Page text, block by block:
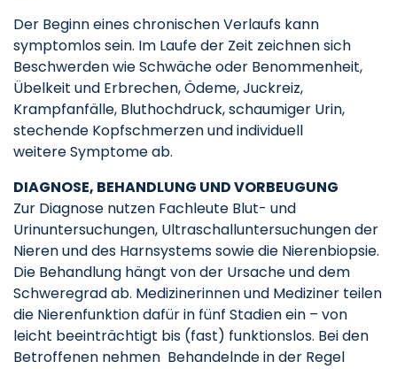
Der Beginn eines chronischen Verlaufs kann
symptomlos sein. Im Laufe der Zeit zeichnen sich
Beschwerden wie Schwäche oder Benommenheit,
Übelkeit und Erbrechen, Ödeme, Juckreiz,
Krampfanfälle, Bluthochdruck, schaumiger Urin,
stechende Kopfschmerzen und individuell
weitere Symptome ab.
DIAGNOSE, BEHANDLUNG UND VORBEUGUNG
Zur Diagnose nutzen Fachleute Blut- und
Urinuntersuchungen, Ultraschalluntersuchungen der
Nieren und des Harnsystems sowie die Nierenbiopsie.
Die Behandlung hängt von der Ursache und dem
Schweregrad ab. Medizinerinnen und Mediziner teilen
die Nierenfunktion dafür in fünf Stadien ein – von
leicht beeinträchtigt bis (fast) funktionslos. Bei den
Betroffenen nehmen Behandelnde in der Regel